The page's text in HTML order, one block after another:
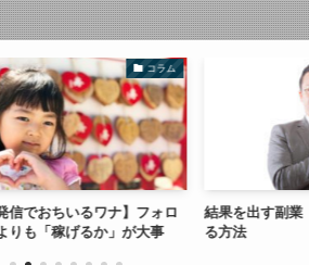
コラム
信でおちいるワナ】フォロ
りも「稼げるか」が大事
結果を出す副業
る方法